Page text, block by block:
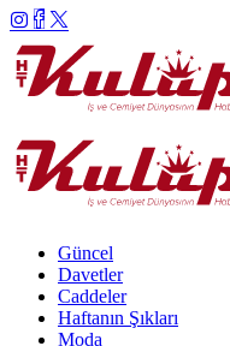
Güncel
Davetler
Caddeler
Haftanın Şıkları
Moda